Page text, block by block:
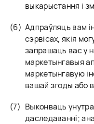
выкарыстання і
Адпраўляць вам
сэрвісах, якія
запрашаць вас у
маркетынгавыя
маркетынгавую
вашай згоды або
Выконваць
даследаванні;